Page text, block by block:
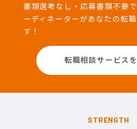
書類選考なし・応募書類不要
ーディネーターがあなたの転
す！
転職相談サービス
STRENGTH